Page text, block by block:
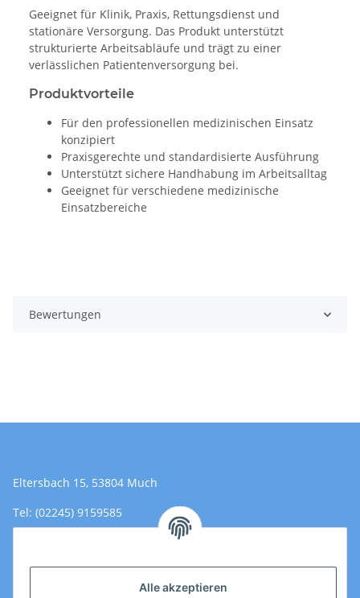
Alle akzeptieren
Geeignet für Klinik, Praxis, Rettungsdienst und
stationäre Versorgung. Das Produkt unterstützt
strukturierte Arbeitsabläufe und trägt zu einer
verlässlichen Patientenversorgung bei.
Produktvorteile
Für den professionellen medizinischen Einsatz
konzipiert
Praxisgerechte und standardisierte Ausführung
Unterstützt sichere Handhabung im Arbeitsalltag
Geeignet für verschiedene medizinische
Einsatzbereiche
Bewertungen
Eltersbach 15, 53804 Much
Tel: (02245) 9159585
Email: Kontakt@toromedical.de
Öffnungszeiten (Mo-Fr.) 8:00 - 17:00